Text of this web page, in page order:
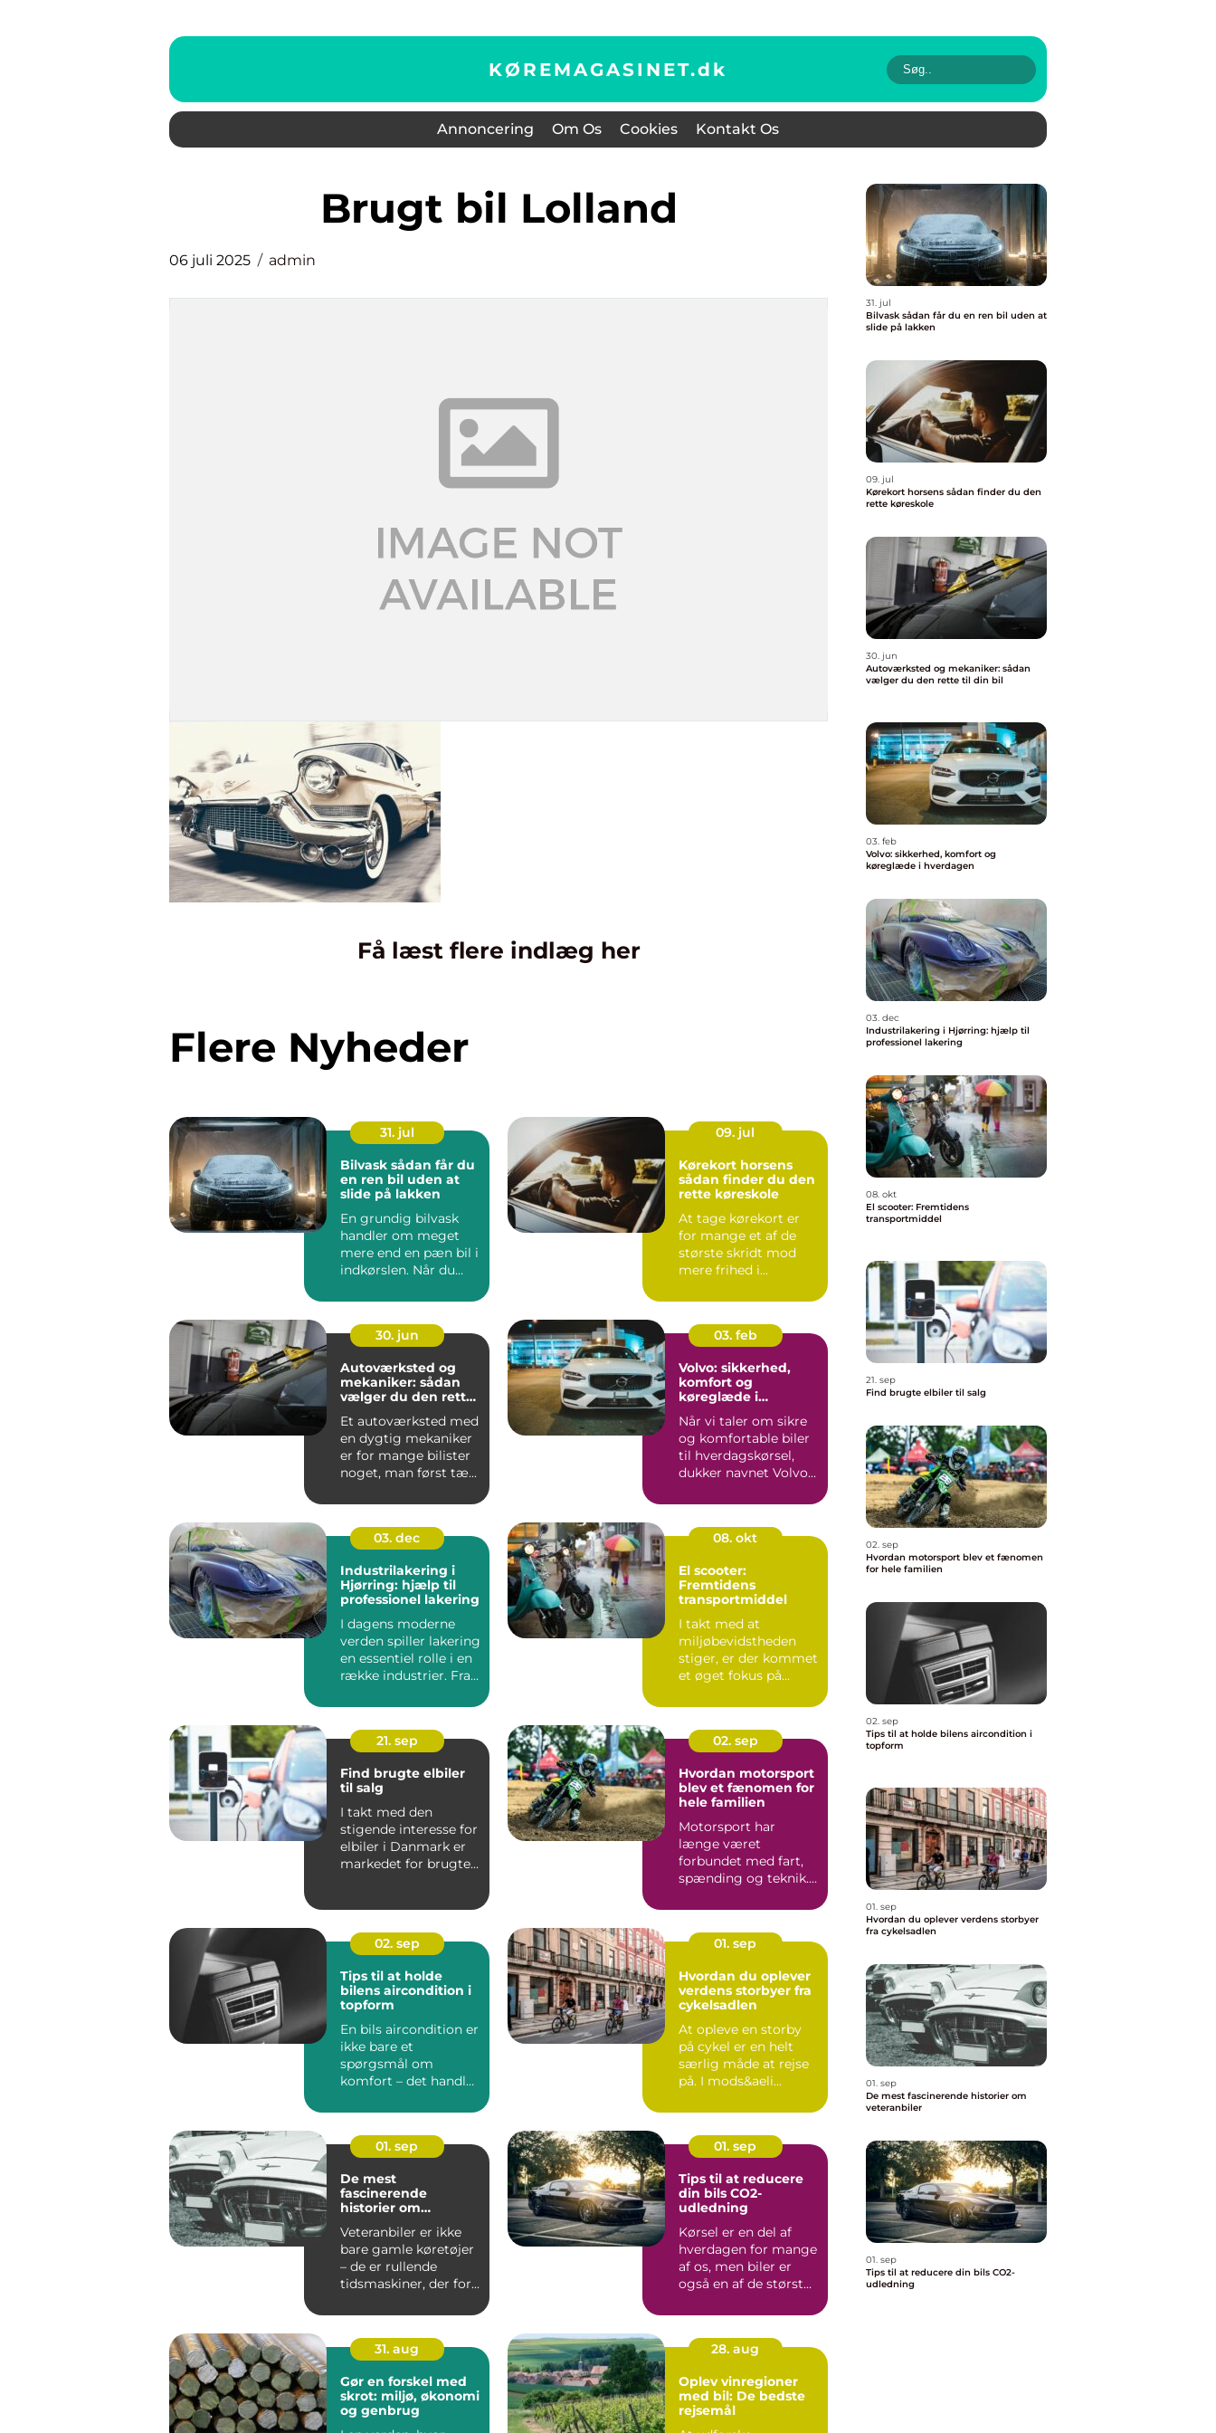
KØREMAGASINET.dk
Annoncering Om Os Cookies Kontakt Os
Brugt bil Lolland
06 juli 2025 admin
Få læst flere indlæg her
Flere Nyheder
31. jul
Bilvask sådan får du
en ren bil uden at
slide på lakken
En grundig bilvask
handler om meget
mere end en pæn bil i
indkørslen. Når du
fjerner...
09. jul
Kørekort horsens
sådan finder du den
rette køreskole
At tage kørekort er
for mange et af de
største skridt mod
mere frihed i
om du går ...
30. jun
Autoværksted og
mekaniker: sådan
vælger du den rette
Et autoværksted med
en dygtig mekaniker
er for mange bilister
noget, man først tæ...
03. feb
Volvo: sikkerhed,
komfort og
køreglæde i
Når vi taler om sikre
og komfortable biler
til hverdagskørsel,
dukker navnet Volvo
03. dec
Industrilakering i
Hjørring: hjælp til
professionel lakering
I dagens moderne
verden spiller lakering
en essentiel rolle i en
række industrier. Fra
08. okt
El scooter:
Fremtidens
transportmiddel
I takt med at
miljøbevidstheden
stiger, er der kommet
et øget fokus på
21. sep
Find brugte elbiler
til salg
I takt med den
stigende interesse for
elbiler i Danmark er
markedet for brugte
02. sep
Hvordan motorsport
blev et fænomen for
hele familien
Motorsport har
længe været
forbundet med fart,
spænding og teknik.
02. sep
Tips til at holde
bilens aircondition i
topform
En bils aircondition er
ikke bare et
spørgsmål om
komfort – det handler
01. sep
Hvordan du oplever
verdens storbyer fra
cykelsadlen
At opleve en storby
på cykel er en helt
særlig måde at rejse
på. I mods&aeli...
01. sep
De mest
fascinerende
historier om
Veteranbiler er ikke
bare gamle køretøjer
– de er rullende
tidsmaskiner, der for...
01. sep
Tips til at reducere
din bils CO2-
udledning
Kørsel er en del af
hverdagen for mange
af os, men biler er
også en af de størst...
31. aug
Gør en forskel med
skrot: miljø, økonomi
og genbrug
28. aug
Oplev vinregioner
med bil: De bedste
rejsemål
31. jul
Bilvask sådan får du en ren bil uden at
slide på lakken
09. jul
Kørekort horsens sådan finder du den
rette køreskole
30. jun
Autoværksted og mekaniker: sådan
vælger du den rette til din bil
03. feb
Volvo: sikkerhed, komfort og
køreglæde i hverdagen
03. dec
Industrilakering i Hjørring: hjælp til
professionel lakering
08. okt
El scooter: Fremtidens
transportmiddel
21. sep
Find brugte elbiler til salg
02. sep
Hvordan motorsport blev et fænomen
for hele familien
02. sep
Tips til at holde bilens aircondition i
topform
01. sep
Hvordan du oplever verdens storbyer
fra cykelsadlen
01. sep
De mest fascinerende historier om
veteranbiler
01. sep
Tips til at reducere din bils CO2-
udledning